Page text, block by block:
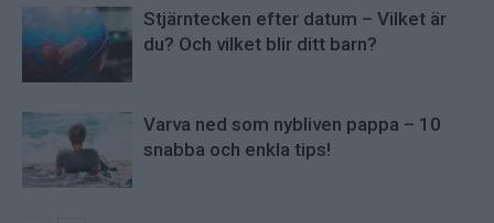
Stjärntecken efter datum – Vilket är
du? Och vilket blir ditt barn?
Varva ned som nybliven pappa – 10
snabba och enkla tips!